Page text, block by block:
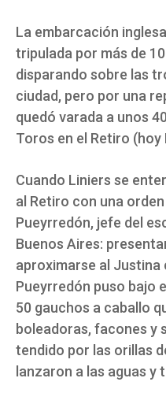
La embarcación
tripulada por más de
disparando sobre las
ciudad, pero por una
quedó varada a unos
Toros en el Retiro (hoy
Cuando Liniers se
al Retiro con una
Pueyrredón, jefe del
Buenos Aires:
aproximarse al Justina
Pueyrredón puso bajo
50 gauchos a caballo
boleadoras, facones y
tendido por las orillas
lanzaron a las aguas y